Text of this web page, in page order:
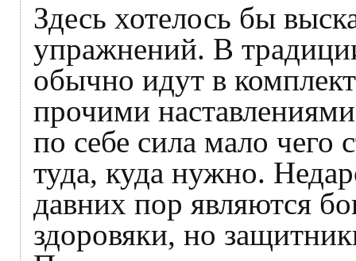
Здесь хотелось бы
упражнений. В
обычно идут в
прочими
по себе сила мало чего
туда, куда нужно.
давних пор являются
здоровяки, но